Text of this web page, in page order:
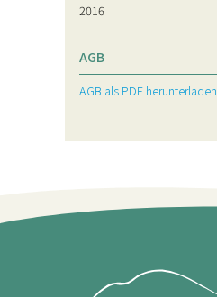
2016
AGB
AGB als PDF herunterladen